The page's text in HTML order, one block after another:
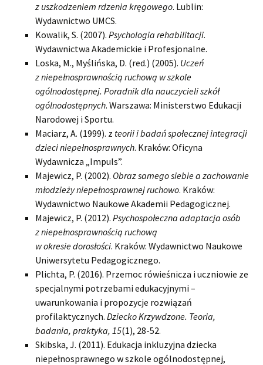
z uszkodzeniem rdzenia kręgowego. Lublin:
Wydawnictwo UMCS.
Kowalik, S. (2007). Psychologia rehabilitacji.
Wydawnictwa Akademickie i Profesjonalne.
Loska, M., Myślińska, D. (red.) (2005). Uczeń
z niepełnosprawnością ruchową w szkole
ogólnodostępnej. Poradnik dla nauczycieli szkół
ogólnodostępnych. Warszawa: Ministerstwo Edukacji
Narodowej i Sportu.
Maciarz, A. (1999). z teorii i badań społecznej integracji
dzieci niepełnosprawnych. Kraków: Oficyna
Wydawnicza „Impuls”.
Majewicz, P. (2002). Obraz samego siebie a zachowanie
młodzieży niepełnosprawnej ruchowo. Kraków:
Wydawnictwo Naukowe Akademii Pedagogicznej.
Majewicz, P. (2012). Psychospołeczna adaptacja osób
z niepełnosprawnością ruchową
w okresie dorosłości. Kraków: Wydawnictwo Naukowe
Uniwersytetu Pedagogicznego.
Plichta, P. (2016). Przemoc rówieśnicza i uczniowie ze
specjalnymi potrzebami edukacyjnymi –
uwarunkowania i propozycje rozwiązań
profilaktycznych. Dziecko Krzywdzone. Teoria,
badania, praktyka, 15(1), 28-52.
Skibska, J. (2011). Edukacja inkluzyjna dziecka
niepełnosprawnego w szkole ogólnodostępnej,